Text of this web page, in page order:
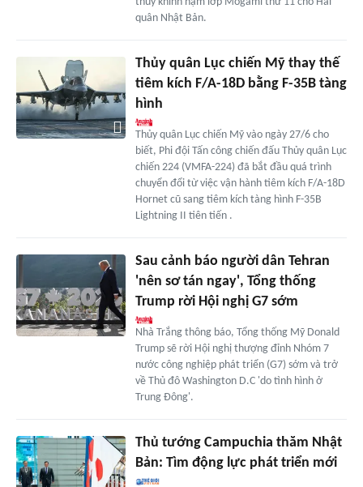
quân Nhật Bản.
Thủy quân Lục chiến Mỹ thay thế
tiêm kích F/A-18D bằng F-35B tàng
hình
Thủy quân Lục chiến Mỹ vào ngày 27/6 cho
biết, Phi đội Tấn công chiến đấu Thủy quân Lục
chiến 224 (VMFA-224) đã bắt đầu quá trình
chuyển đổi từ việc vận hành tiêm kích F/A-18D
Hornet cũ sang tiêm kích tàng hình F-35B
Lightning II tiên tiến .
Sau cảnh báo người dân Tehran
'nên sơ tán ngay', Tổng thống
Trump rời Hội nghị G7 sớm
Nhà Trắng thông báo, Tổng thống Mỹ Donald
Trump sẽ rời Hội nghị thượng đỉnh Nhóm 7
nước công nghiệp phát triển (G7) sớm và trở
về Thủ đô Washington D.C 'do tình hình ở
Trung Đông'.
Thủ tướng Campuchia thăm Nhật
Bản: Tìm động lực phát triển mới